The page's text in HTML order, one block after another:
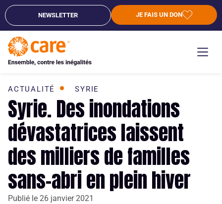
NEWSLETTER JE FAIS UN DON
ACTUALITÉ SYRIE
Syrie. Des inondations
dévastatrices laissent
des milliers de familles
sans-abri en plein hiver
Publié le 26 janvier 2021